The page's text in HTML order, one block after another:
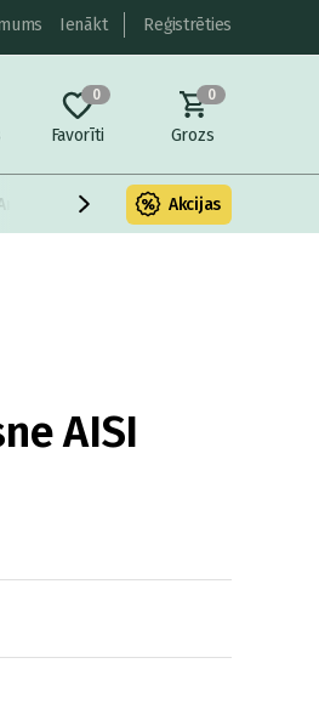
Ienākt Reģistrēties
0
Favorīti
0
Grozs
un metāls Fasādes
Akcijas
AISI